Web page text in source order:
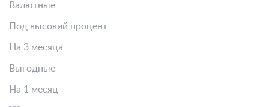
Валютные
Под высокий процент
На 3 месяца
Выгодные
На 1 месяц